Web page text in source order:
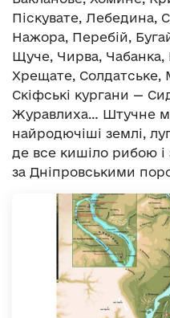
Піскувате, Лебедина,
Нажора, Перебій,
Щуче, Чирва, Чабанка,
Хрещате, Солдатське,
Скіфські кургани —
Журавлиха… Штучне
найродючіші землі,
де все кишіло рибою
за Дніпровськими